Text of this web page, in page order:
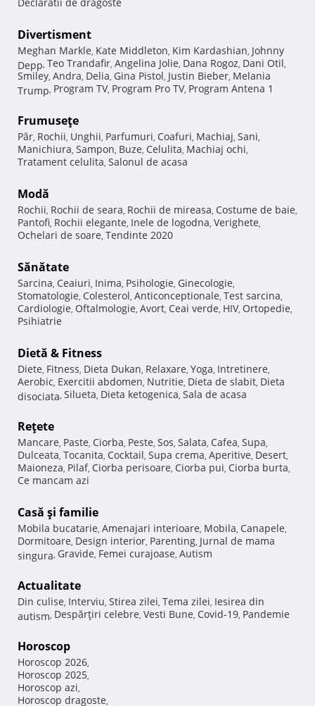
Divertisment
Meghan Markle, Kate Middleton, Kim Kardashian, Johnny
Depp, Teo Trandafir, Angelina Jolie, Dana Rogoz, Dani Otil,
Smiley, Andra, Delia, Gina Pistol, Justin Bieber, Melania
Trump, Program TV, Program Pro TV, Program Antena 1
Frumuseţe
Păr, Rochii, Unghii, Parfumuri, Coafuri, Machiaj, Sani,
Manichiura, Sampon, Buze, Celulita, Machiaj ochi,
Tratament celulita, Salonul de acasa
Modă
Rochii, Rochii de seara, Rochii de mireasa, Costume de baie,
Pantofi, Rochii elegante, Inele de logodna, Verighete,
Ochelari de soare, Tendinte 2020
Sănătate
Sarcina, Ceaiuri, Inima, Psihologie, Ginecologie,
Stomatologie, Colesterol, Anticonceptionale, Test sarcina,
Cardiologie, Oftalmologie, Avort, Ceai verde, HIV, Ortopedie,
Psihiatrie
Dietă & Fitness
Diete, Fitness, Dieta Dukan, Relaxare, Yoga, Intretinere,
Aerobic, Exercitii abdomen, Nutritie, Dieta de slabit, Dieta
disociata, Silueta, Dieta ketogenica, Sala de acasa
Reţete
Mancare, Paste, Ciorba, Peste, Sos, Salata, Cafea, Supa,
Dulceata, Tocanita, Cocktail, Supa crema, Aperitive, Desert,
Maioneza, Pilaf, Ciorba perisoare, Ciorba pui, Ciorba burta,
Ce mancam azi
Casă şi familie
Mobila bucatarie, Amenajari interioare, Mobila, Canapele,
Dormitoare, Design interior, Parenting, Jurnal de mama
singura, Gravide, Femei curajoase, Autism
Actualitate
Din culise, Interviu, Stirea zilei, Tema zilei, Iesirea din
autism, Despărţiri celebre, Vesti Bune, Covid-19, Pandemie
Horoscop
Horoscop 2026,
Horoscop 2025,
Horoscop azi,
Horoscop dragoste,